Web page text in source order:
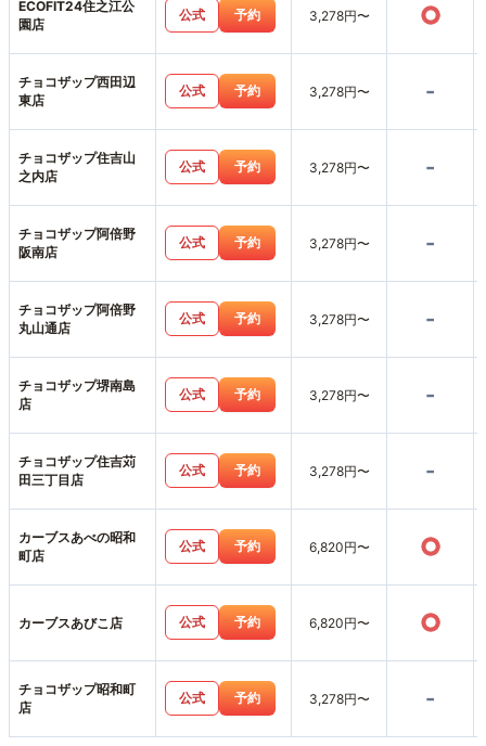
ECOFIT24住之江公
園店
公式 予約 3,278円〜 ○
チョコザップ西田辺
東店
公式 予約 3,278円〜 -
チョコザップ住吉山
之内店
公式 予約 3,278円〜 -
チョコザップ阿倍野
阪南店
公式 予約 3,278円〜 -
チョコザップ阿倍野
丸山通店
公式 予約 3,278円〜 -
チョコザップ堺南島
店
公式 予約 3,278円〜 -
チョコザップ住吉苅
田三丁目店
公式 予約 3,278円〜 -
カーブスあべの昭和
町店
公式 予約 6,820円〜 ○
カーブスあびこ店 公式 予約 6,820円〜 ○
チョコザップ昭和町
店
公式 予約 3,278円〜 -